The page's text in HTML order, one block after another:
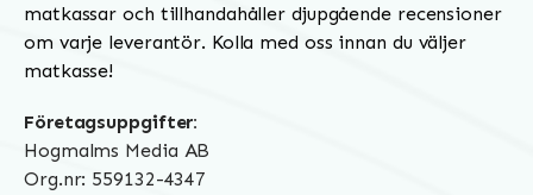
matkassar och tillhandahåller djupgående recensioner
om varje leverantör. Kolla med oss innan du väljer
matkasse!
Företagsuppgifter:
Hogmalms Media AB
Org.nr: 559132-4347